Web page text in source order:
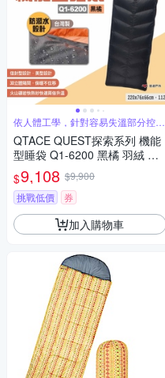
依人體工學，針對容易失溫部分控制
羽絨分佈
QTACE QUEST探索系列 機能
型睡袋 Q1-6200 黑橘 羽絨 保
暖 登山 露營 悠遊戶外
$9,108 $9,900
挑戰低價
券
加入購物車